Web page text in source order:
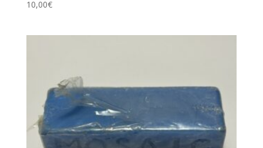
10,00€